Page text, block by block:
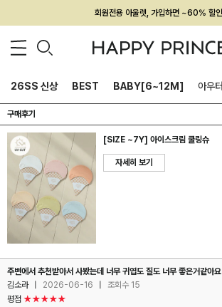
회원전용 아울렛, 가입하면 ~60% 할
멤버십 최대 28,000원 혜택
26SS 신상 BEST BABY[6~12M] 아우
구매후기
[SIZE ~7Y] 아이스크림 쿨링슈
자세히 보기
주변에서 추천받아서 사봤는데 너무 귀엽도 질도 너무 좋은거같아
김소라
2026-06-16
조회수 15
평점 ★★★★★